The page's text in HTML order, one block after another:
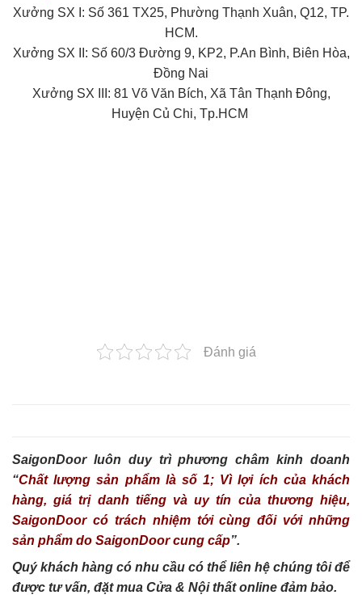
Xưởng SX I: Số 361 TX25, Phường Thạnh Xuân, Q12, TP.
HCM.
Xưởng SX II: Số 60/3 Đường 9, KP2, P.An Bình, Biên Hòa,
Đồng Nai
Xưởng SX III: 81 Võ Văn Bích, Xã Tân Thạnh Đông,
Huyện Củ Chi, Tp.HCM
Đánh giá
SaigonDoor luôn duy trì phương châm kinh doanh
“Chất lượng sản phẩm là số 1; Vì lợi ích của khách
hàng, giá trị danh tiếng và uy tín của thương hiệu,
SaigonDoor có trách nhiệm tới cùng đối với những
sản phẩm do SaigonDoor cung cấp”.
Quý khách hàng có nhu cầu có thể liên hệ chúng tôi để
được tư vấn, đặt mua Cửa & Nội thất online đảm bảo.